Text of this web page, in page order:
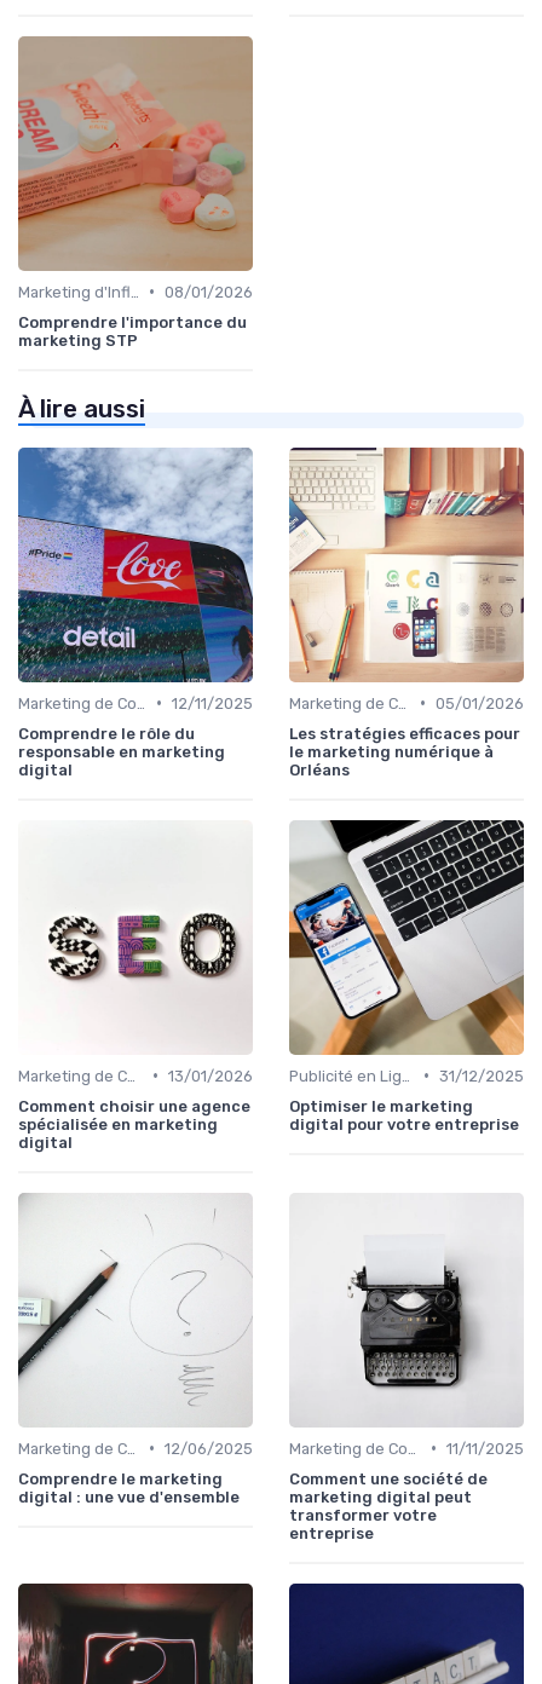
• 08/01/2026
Comprendre l'importance du
marketing STP
À lire aussi
• 12/11/2025
Comprendre le rôle du
responsable en marketing
digital
• 05/01/2026
Les stratégies efficaces pour
le marketing numérique à
Orléans
• 13/01/2026
Comment choisir une agence
spécialisée en marketing
digital
• 31/12/2025
Optimiser le marketing
digital pour votre entreprise
• 12/06/2025
Comprendre le marketing
digital : une vue d'ensemble
• 11/11/2025
Comment une société de
marketing digital peut
transformer votre
entreprise